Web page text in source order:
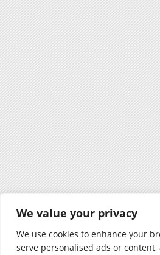
We value your privacy
We use cookies to enhance your
serve personalised ads or